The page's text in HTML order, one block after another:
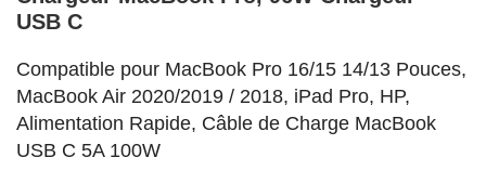
USB C
Compatible pour MacBook Pro 16/15 14/13 Pouces,
MacBook Air 2020/2019 / 2018, iPad Pro, HP,
Alimentation Rapide, Câble de Charge MacBook
USB C 5A 100W